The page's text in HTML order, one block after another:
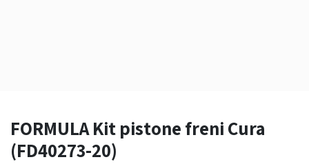
FORMULA Kit pistone freni Cura
(FD40273-20)